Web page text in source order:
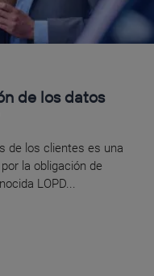
de los datos
de los clientes es una
la obligación de
LOPD...